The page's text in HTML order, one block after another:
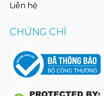
Liên hệ
CHỨNG CHỈ